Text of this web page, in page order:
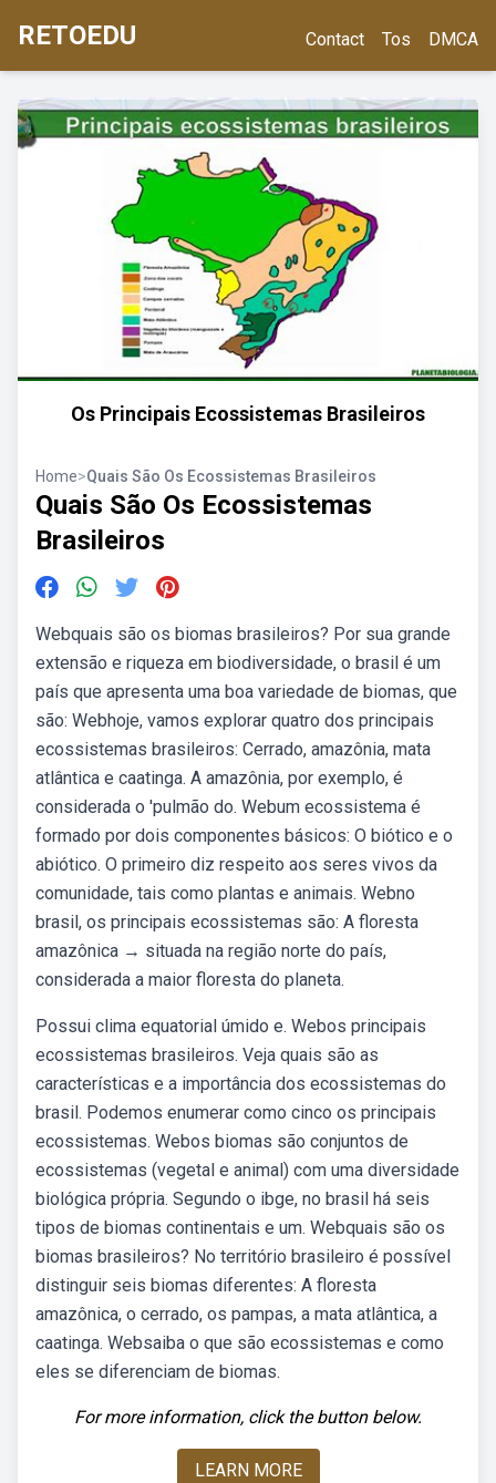
RETOEDU Contact Tos DMCA
Os Principais Ecossistemas Brasileiros
Home>Quais São Os Ecossistemas Brasileiros
Quais São Os Ecossistemas
Brasileiros
Webquais são os biomas brasileiros? Por sua grande
extensão e riqueza em biodiversidade, o brasil é um
país que apresenta uma boa variedade de biomas, que
são: Webhoje, vamos explorar quatro dos principais
ecossistemas brasileiros: Cerrado, amazônia, mata
atlântica e caatinga. A amazônia, por exemplo, é
considerada o 'pulmão do. Webum ecossistema é
formado por dois componentes básicos: O biótico e o
abiótico. O primeiro diz respeito aos seres vivos da
comunidade, tais como plantas e animais. Webno
brasil, os principais ecossistemas são: A floresta
amazônica → situada na região norte do país,
considerada a maior floresta do planeta.
Possui clima equatorial úmido e. Webos principais
ecossistemas brasileiros. Veja quais são as
características e a importância dos ecossistemas do
brasil. Podemos enumerar como cinco os principais
ecossistemas. Webos biomas são conjuntos de
ecossistemas (vegetal e animal) com uma diversidade
biológica própria. Segundo o ibge, no brasil há seis
tipos de biomas continentais e um. Webquais são os
biomas brasileiros? No território brasileiro é possível
distinguir seis biomas diferentes: A floresta
amazônica, o cerrado, os pampas, a mata atlântica, a
caatinga. Websaiba o que são ecossistemas e como
eles se diferenciam de biomas.
For more information, click the button below.
LEARN MORE